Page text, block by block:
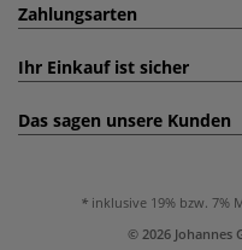
Zahlungsarten
Ihr Einkauf ist sicher
Das sagen unsere Kunden
inklusive 19% bzw. 7%
© 2026 Johannes